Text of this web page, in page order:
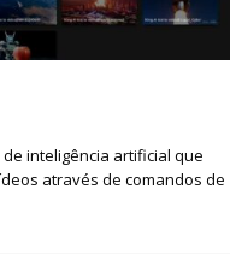
inteligência artificial que
através de comandos de